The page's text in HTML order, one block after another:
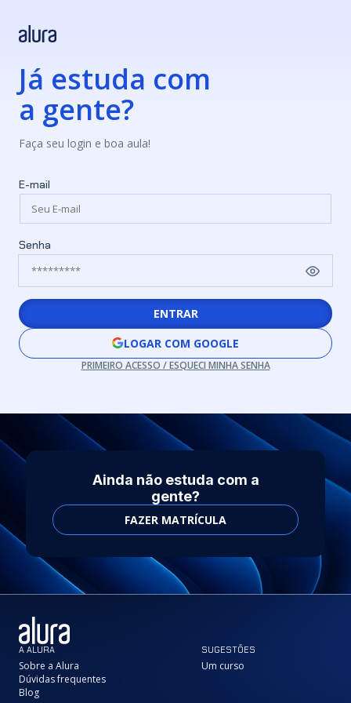
Já estuda com
a gente?
Faça seu login e boa aula!
E-mail
Senha
ENTRAR
LOGAR COM GOOGLE
PRIMEIRO ACESSO / ESQUECI MINHA SENHA
Ainda não estuda com a
gente?
FAZER MATRÍCULA
A ALURA
Sobre a Alura
Dúvidas frequentes
Blog
SUGESTÕES
Um curso